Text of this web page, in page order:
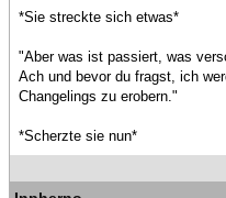
*Sie streckte sich etwas*
"Aber was ist passiert, was
Ach und bevor du fragst, ich
Changelings zu erobern."
*Scherzte sie nun*